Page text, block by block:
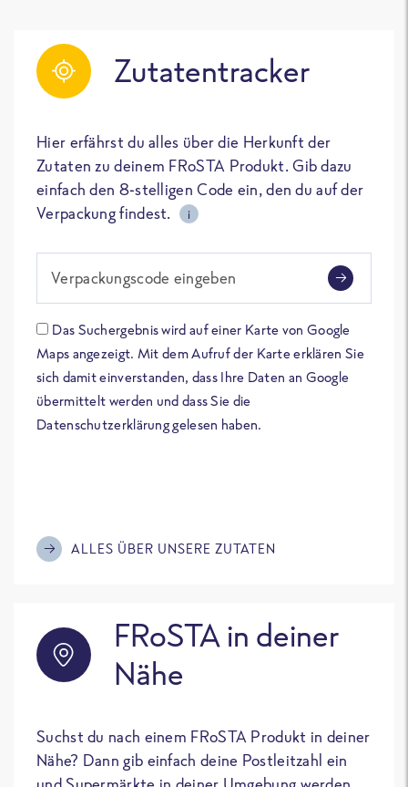
Zutatentracker
Hier erfährst du alles über die Herkunft der
Zutaten zu deinem FRoSTA Produkt. Gib dazu
einfach den 8-stelligen Code ein, den du auf der
Verpackung findest.
i
Verpackungscode eingeben
Das Suchergebnis wird auf einer Karte von Google
Maps angezeigt. Mit dem Aufruf der Karte erklären Sie
sich damit einverstanden, dass Ihre Daten an Google
übermittelt werden und dass Sie die
Datenschutzerklärung gelesen haben.
ALLES ÜBER UNSERE ZUTATEN
FRoSTA in deiner
Nähe
Suchst du nach einem FRoSTA Produkt in deiner
Nähe? Dann gib einfach deine Postleitzahl ein